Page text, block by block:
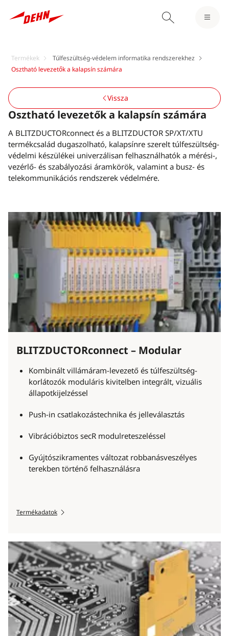
Termékek
Túlfeszültség-védelem informatika rendszerekhez
Osztható levezetők a kalapsín számára
Osztható levezetők a kalapsín számára
A BLITZDUCTORconnect és a BLITZDUCTOR SP/XT/XTU
termékcsalád dugaszolható, kalapsínre szerelt túlfeszültség-
védelmi készülékei univerzálisan felhasználhatók a mérési-,
vezérlő- és szabályozási áramkörök, valamint a busz- és
telekommunikációs rendszerek védelmére.
Vissza
BLITZDUCTORconnect – Modular
Kombinált villámáram-levezető és túlfeszültség-
korlátozók moduláris kivitelben integrált, vizuális
állapotkijelzéssel
Push-in csatlakozástechnika és jelleválasztás
Vibrációbiztos secR modulreteszeléssel
Gyújtószikramentes változat robbanásveszélyes
terekben történő felhasználásra
Termékadatok